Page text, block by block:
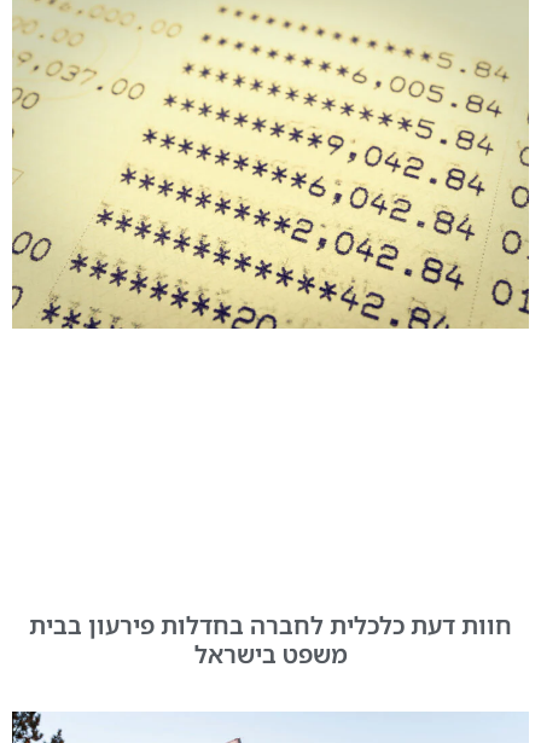
חוות דעת כלכלית לחברה בחדלות פירעון בבית
משפט בישראל